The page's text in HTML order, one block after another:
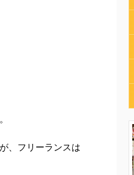
、フリーランスは